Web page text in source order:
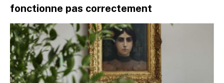
fonctionne pas correctement